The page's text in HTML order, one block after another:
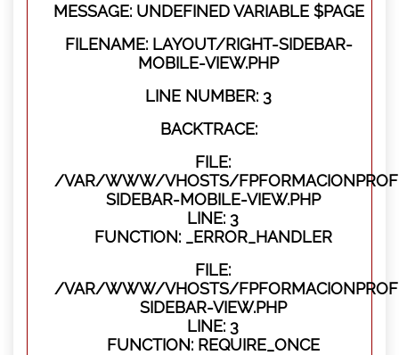
MESSAGE: UNDEFINED VARIABLE $PAGE
FILENAME: LAYOUT/RIGHT-SIDEBAR-
MOBILE-VIEW.PHP
LINE NUMBER: 3
BACKTRACE:
FILE:
/VAR/WWW/VHOSTS/
SIDEBAR-MOBILE-VIEW.PHP
LINE: 3
FUNCTION: _ERROR_HANDLER
FILE:
/VAR/WWW/VHOSTS/
SIDEBAR-VIEW.PHP
LINE: 3
FUNCTION: REQUIRE_ONCE